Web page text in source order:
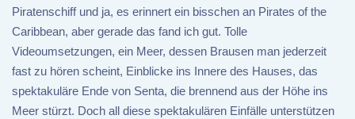
Piratenschiff und ja, es erinnert ein bisschen an Pirates of the
Caribbean, aber gerade das fand ich gut. Tolle
Videoumsetzungen, ein Meer, dessen Brausen man jederzeit
fast zu hören scheint, Einblicke ins Innere des Hauses, das
spektakuläre Ende von Senta, die brennend aus der Höhe ins
Meer stürzt. Doch all diese spektakulären Einfälle unterstützen